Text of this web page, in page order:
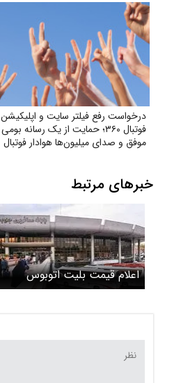
درخواست رفع فیلتر سایت و اپلیکیشن
فوتبال ۳۶۰؛ حمایت از یک رسانه بومی
موفق و صدای میلیون‌ها هوادار فوتبال
خبرهای مرتبط
اعلام قیمت بلیت اتوبوس
تهران- قم + لینک